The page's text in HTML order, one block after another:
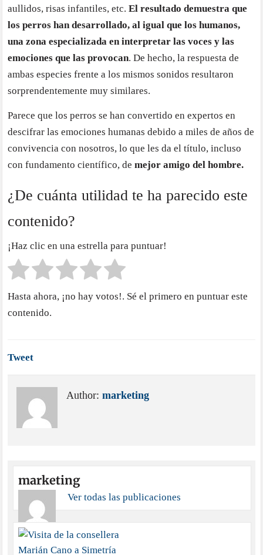
aullidos, risas infantiles, etc.El resultado demuestra que
los perros han desarrollado, al igual que los humanos,
una zona especializada en interpretar las voces y las
emociones que las provocan. De hecho, la respuesta de
ambas especies frente a los mismos sonidos resultaron
sorprendentemente muy similares.
Parece que los perros se han convertido en expertos en
descifrar las emociones humanas debido a miles de años de
convivencia con nosotros, lo que les da el título, incluso
con fundamento científico, de mejor amigo del hombre.
¿De cuánta utilidad te ha parecido este
contenido?
¡Haz clic en una estrella para puntuar!
Hasta ahora, ¡no hay votos!. Sé el primero en puntuar este
contenido.
Tweet
Author:marketing
marketing
Ver todas las publicaciones